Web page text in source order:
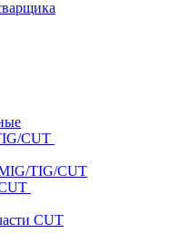
CUT
TIG/CUT
CUT